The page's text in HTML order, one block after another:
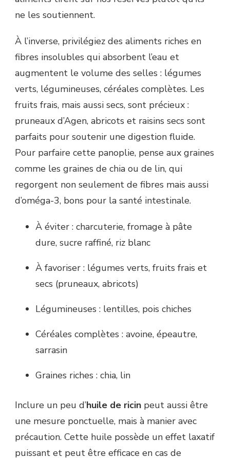
ne les soutiennent.
À l’inverse, privilégiez des aliments riches en
fibres insolubles qui absorbent l’eau et
augmentent le volume des selles : légumes
verts, légumineuses, céréales complètes. Les
fruits frais, mais aussi secs, sont précieux :
pruneaux d’Agen, abricots et raisins secs sont
parfaits pour soutenir une digestion fluide.
Pour parfaire cette panoplie, pense aux graines
comme les graines de chia ou de lin, qui
regorgent non seulement de fibres mais aussi
d’oméga-3, bons pour la santé intestinale.
À éviter : charcuterie, fromage à pâte
dure, sucre raffiné, riz blanc
À favoriser : légumes verts, fruits frais et
secs (pruneaux, abricots)
Légumineuses : lentilles, pois chiches
Céréales complètes : avoine, épeautre,
sarrasin
Graines riches : chia, lin
Inclure un peu d’huile de ricin peut aussi être
une mesure ponctuelle, mais à manier avec
précaution. Cette huile possède un effet laxatif
puissant et peut être efficace en cas de